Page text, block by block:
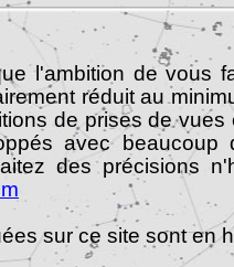
l'ambition de vous
réduit au
de prises de
avec beaucoup
des précisions
sur ce site sont en